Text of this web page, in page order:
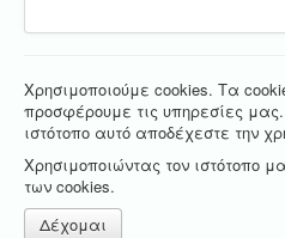
Χρησιμοποιούμε cookies. Τα
προσφέρουμε τις υπηρεσίες
ιστότοπο αυτό αποδέχεστε την
Χρησιμοποιώντας τον ιστότοπο
των cookies.
Δέχομαι